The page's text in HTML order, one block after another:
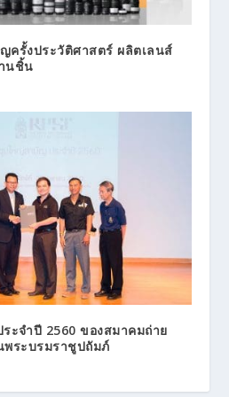
ครั้งประวัติศาสตร์ ผลิตเลนส์
นชิ้น
ะจำปี 2560 ของสมาคมถ่าย
พระบรมราชูปถัมภ์